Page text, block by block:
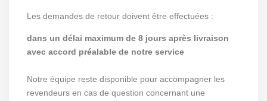
Les demandes de retour doivent être effectuées :
dans un délai maximum de 8 jours après livraison
avec accord préalable de notre service
Notre équipe reste disponible pour accompagner les
revendeurs en cas de question concernant une